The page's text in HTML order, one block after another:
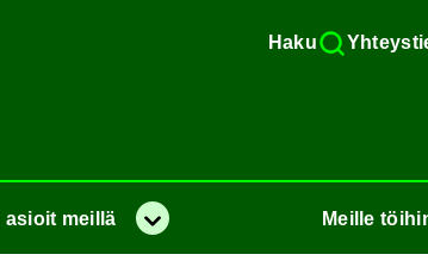
Haku
asioit meil­lä Va­lik­ko Meil­le